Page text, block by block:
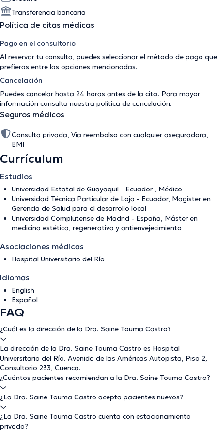
Transferencia bancaria
Política de citas médicas
Pago en el consultorio
Al reservar tu consulta, puedes seleccionar el método de pago que
prefieras entre las opciones mencionadas.
Cancelación
Puedes cancelar hasta 24 horas antes de la cita. Para mayor
información consulta nuestra política de cancelación.
Seguros médicos
Consulta privada, Vía reembolso con cualquier aseguradora,
BMI
Currículum
Estudios
Universidad Estatal de Guayaquil - Ecuador , Médico
Universidad Técnica Particular de Loja - Ecuador, Magister en
Gerencia de Salud para el desarrollo local
Universidad Complutense de Madrid - España, Máster en
medicina estética, regenerativa y antienvejecimiento
Asociaciones médicas
Hospital Universitario del Río
Idiomas
English
Español
FAQ
¿Cuál es la dirección de la Dra. Saine Touma Castro?
La dirección de la Dra. Saine Touma Castro es Hospital
Universitario del Río. Avenida de las Américas Autopista, Piso 2,
Consultorio 233, Cuenca.
¿Cuántos pacientes recomiendan a la Dra. Saine Touma Castro?
¿La Dra. Saine Touma Castro acepta pacientes nuevos?
¿La Dra. Saine Touma Castro cuenta con estacionamiento
privado?